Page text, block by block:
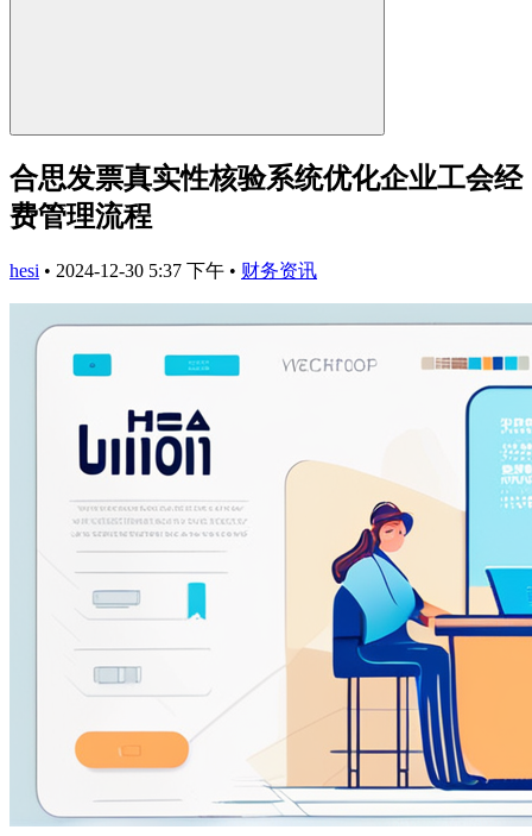
合思发票真实性核验系统优化企业工会经
费管理流程
hesi • 2024-12-30 5:37 下午 • 财务资讯